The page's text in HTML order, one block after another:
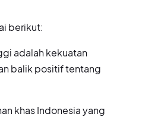
berikut:
adalah kekuatan
balik positif tentang
khas Indonesia yang